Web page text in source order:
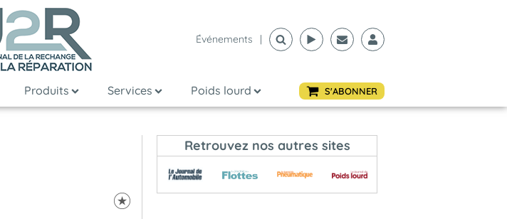
Événements |
Produits Services Poids lourd S'ABONNER
Retrouvez nos autres sites